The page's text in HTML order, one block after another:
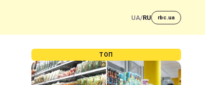
UA/RU rbc.ua
ТОП